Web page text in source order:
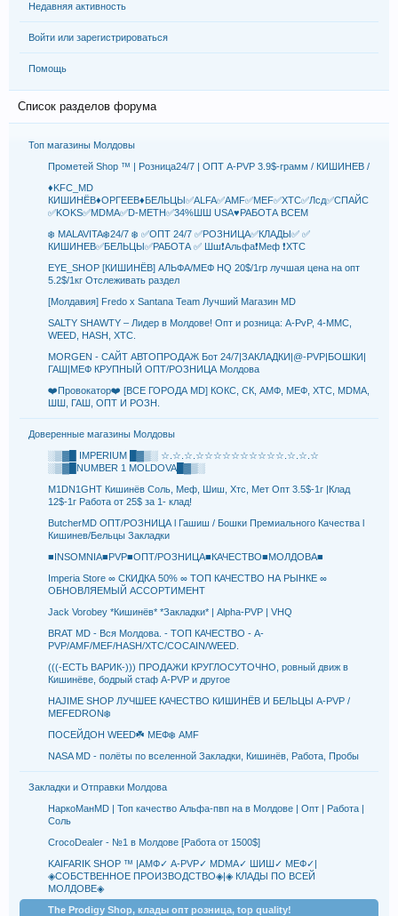
Недавняя активность
Войти или зарегистрироваться
Помощь
Список разделов форума
Топ магазины Молдовы
Прометей Shop ™️ | Розница24/7 | ОПТ A-PVP 3.9$-грамм / КИШИНЕВ /
♦️KFC_MD
КИШИНЁВ♦️ОРГЕЕВ♦️БЕЛЬЦЫ✅ALFA✅AMF✅MEF✅XTC✅Лсд✅СПАЙС
✅KOKS✅MDMA✅D-METH✅34%ШШ USA♥️РАБОТА ВСЕМ
❄️ MALAVITA❄️24/7 ❄️ ✅ОПТ 24/7 ✅РОЗНИЦА✅КЛАДЫ✅ ✅
КИШИНЕВ✅БЕЛЬЦЫ✅РАБОТА ✅ Шш❗️Альфа❗️Меф ❗️ХТС
EYE_SHOP [КИШИНЁВ] АЛЬФА/МЕФ HQ 20$/1гр лучшая цена на опт
5.2$/1кг Отслеживать раздел
[Молдавия] Fredo x Santana Team Лучший Магазин MD
SALTY SHAWTY – Лидер в Молдове! Опт и розница: A-PvP, 4-MMC,
WEED, HASH, XTC.
MORGEN - САЙТ АВТОПРОДАЖ Бот 24/7|ЗАКЛАДКИ|@-PVP|БОШКИ|
ГАШ|МЕФ КРУПНЫЙ ОПТ/РОЗНИЦА Молдова
❤️Провокатор❤️ [ВСЕ ГОРОДА MD] КОКС, СК, АМФ, МЕФ, XTC, MDMA,
ШШ, ГАШ, ОПТ И РОЗН.
Доверенные магазины Молдовы
░▒▓█ IMPERIUM █▓▒░ ☆.☆.☆.☆☆☆☆☆☆☆☆☆☆.☆.☆.☆
░▒▓█NUMBER 1 MOLDOVA█▓▒░
M1DN1GHT Кишинёв Соль, Меф, Шиш, Хтс, Мет Опт 3.5$-1г |Клад
12$-1г Работа от 25$ за 1- клад!
ButcherMD ОПТ/РОЗНИЦА l Гашиш / Бошки Премиального Качества l
Кишинев/Бельцы Закладки
■INSOMNIA■PVP■ОПТ/РОЗНИЦА■КАЧЕСТВО■МОЛДОВА■
Imperia Store ∞ СКИДКА 50% ∞ ТОП КАЧЕСТВО НА РЫНКЕ ∞
ОБНОВЛЯЕМЫЙ АССОРТИМЕНТ
Jack Vorobey *Кишинёв* *Закладки* | Alpha-PVP | VHQ
BRAT MD - Вся Молдова. - ТОП КАЧЕСТВО - A-
PVP/AMF/MEF/HASH/XTC/COCAIN/WEED.
(((-ЕСТЬ ВАРИК-))) ПРОДАЖИ КРУГЛОСУТОЧНО, ровный движ в
Кишинёве, бодрый стаф A-PVP и другое
HAJIME SHOP ЛУЧШЕЕ КАЧЕСТВО КИШИНЁВ И БЕЛЬЦЫ A-PVP /
MEFEDRON❄️
ПОСЕЙДОН WEED☘️ MEФ❄️ AMF
NASA MD - полёты по вселенной Закладки, Кишинёв, Работа, Пробы
Закладки и Отправки Молдова
НаркоМанMD | Топ качество Альфа-пвп на в Молдове | Опт | Работа |
Соль
CrocoDealer - №1 в Молдове [Работа от 1500$]
KAIFARIK SHOP ™ |АМФ✓ A-PVP✓ MDMA✓ ШИШ✓ МЕФ✓|
◈СОБСТВЕННОЕ ПРОИЗВОДСТВО◈|◈ КЛАДЫ ПО ВСЕЙ
МОЛДОВЕ◈
The Prodigy Shop, клады опт розница, top quality!